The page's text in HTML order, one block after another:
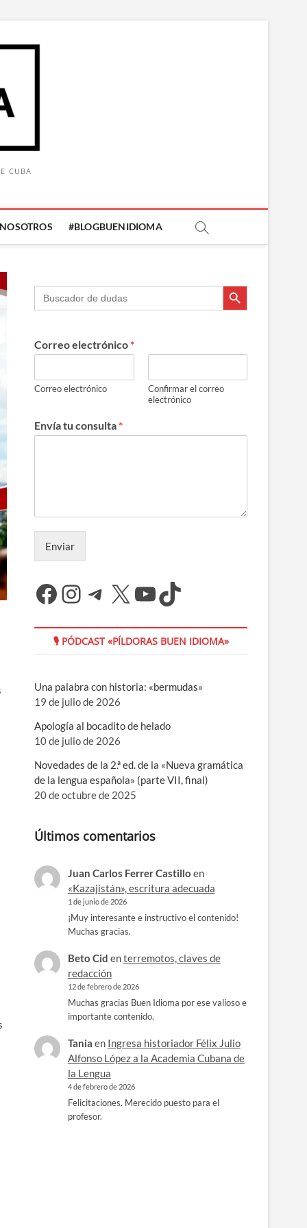
CUBA
#BLOGBUENIDIOMA Botón de búsqueda
Buscar: Botón de búsqueda
Correo electrónico *
Correo electrónico
Confirmar el correo
electrónico
Envía tu consulta *
Enviar
Facebook
Instagram
Telegram
X YouTube
TikTok
🎙 PÓDCAST «PÍLDORAS BUEN IDIOMA»
Una palabra con historia: «bermudas»
19 de julio de 2026
Apología al bocadito de helado
10 de julio de 2026
Novedades de la 2.ª ed. de la «Nueva gramática
de la lengua española» (parte VII, final)
20 de octubre de 2025
Últimos comentarios
Juan Carlos Ferrer Castillo en
«Kazajistán», escritura adecuada
1 de junio de 2026
¡Muy interesante e instructivo el contenido!
Muchas gracias.
Beto Cid enterremotos, claves de
redacción
12 de febrero de 2026
Muchas gracias Buen Idioma por ese valioso e
importante contenido.
Tania en Ingresa historiador Félix Julio
Alfonso López a la Academia Cubana de
la Lengua
4 de febrero de 2026
Felicitaciones. Merecido puesto para el
profesor.